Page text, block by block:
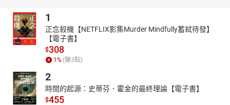
1
正念殺機【NETFLIX影集Murder Mindfully蓄弒待發】
【電子書】
$308
1 % (賺3點)
2
時間的起源：史蒂芬．霍金的最終理論【電子書】
$455